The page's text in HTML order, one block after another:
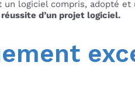
un logiciel compris, adopté
réussite d’un projet logiciel.